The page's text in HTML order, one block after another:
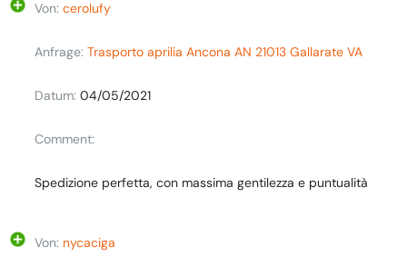
Von: cerolufy
Anfrage: Trasporto aprilia Ancona AN 21013 Gallarate VA
Datum: 04/05/2021
Comment:
Spedizione perfetta, con massima gentilezza e puntualità
Von: nycaciga